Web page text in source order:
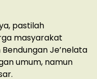
pastilah
masyarakat
Je’nelata
umum, namun